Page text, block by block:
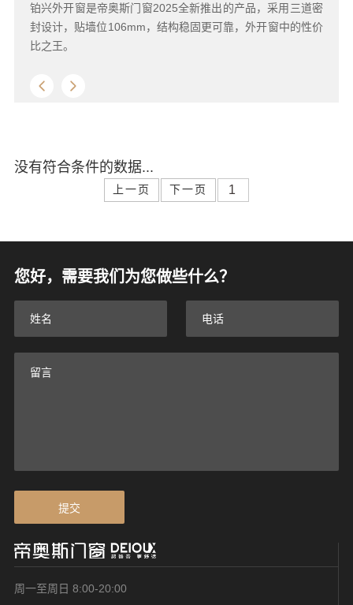
铂兴外开窗是帝奥斯门窗2025全新推出的产品，采用三道密
封设计，贴墙位106mm，结构稳固更可靠，外开窗中的性价
比之王。
没有符合条件的数据...
上一页 下一页
周一至周日 8:00-20:00
您好，需要我们为您做些什么？
提交